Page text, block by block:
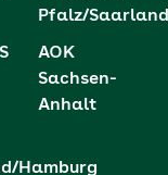
Hamburg
Pfalz/Saarland
AOK
Sachsen-
Anhalt